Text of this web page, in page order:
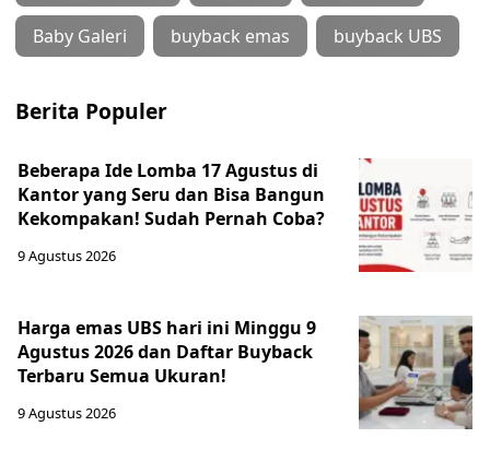
Baby Galeri buyback emas buyback UBS
Berita Populer
Beberapa Ide Lomba 17 Agustus di
Kantor yang Seru dan Bisa Bangun
Kekompakan! Sudah Pernah Coba?
9 Agustus 2026
Harga emas UBS hari ini Minggu 9
Agustus 2026 dan Daftar Buyback
Terbaru Semua Ukuran!
9 Agustus 2026